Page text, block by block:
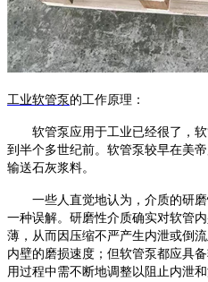
工业软管泵 的工作原理 ：
软管泵 应用于工业已经很了，
到半个多世纪前。 软管泵较早在美
输送石灰浆料。
一些人直觉地认为，介质的研
一种误解。研磨性介质确实对软管
薄，从而因压缩不严产生内泄或倒
内壁的磨损速度；但软管泵都应具
用过程中需不断地调整以阻止内泄